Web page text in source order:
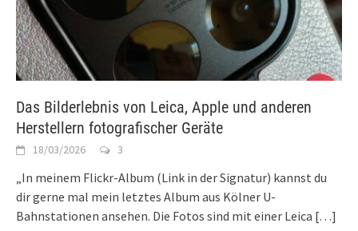
Das Bilderlebnis von Leica, Apple und anderen
Herstellern fotografischer Geräte
18/03/2026 3
„In meinem Flickr-Album (Link in der Signatur) kannst du
dir gerne mal mein letztes Album aus Kölner U-
Bahnstationen ansehen. Die Fotos sind mit einer Leica […]